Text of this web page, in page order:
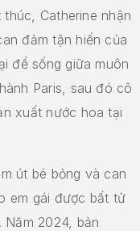
Catherine nhận
đảm tận hiến của
để sống giữa muôn
Paris, sau đó cô
xuất nước hoa tại
út bé bỏng và can
em gái được bất tử
2024, bản